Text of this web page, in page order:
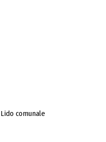
comunale